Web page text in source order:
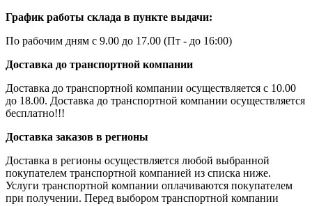
График работы склада в пункте выдачи:
По рабочим дням с 9.00 до 17.00 (Пт - до 16:00)
Доставка до транспортной компании
Доставка до транспортной компании осуществляется с 10.00
до 18.00. Доставка до транспортной компании осуществляется
бесплатно!!!
Доставка заказов в регионы
Доставка в регионы осуществляется любой выбранной
покупателем транспортной компанией из списка ниже.
Услуги транспортной компании оплачиваются покупателем
при получении. Перед выбором транспортной компании